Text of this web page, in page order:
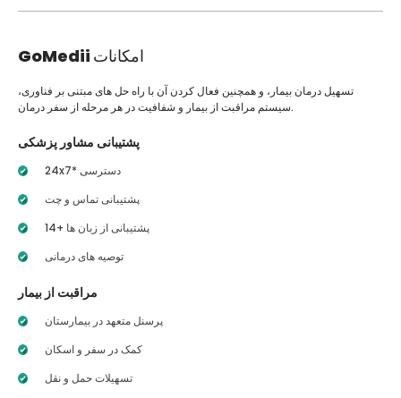
GoMedii امکانات
تسهیل درمان بیمار، و همچنین فعال کردن آن با راه حل های مبتنی بر فناوری،
سیستم مراقبت از بیمار و شفافیت در هر مرحله از سفر درمان.
پشتیبانی مشاور پزشکی
24x7* دسترسی
پشتیبانی تماس و چت
14+ پشتیبانی از زبان ها
توصیه های درمانی
مراقبت از بیمار
پرسنل متعهد در بیمارستان
کمک در سفر و اسکان
تسهیلات حمل و نقل